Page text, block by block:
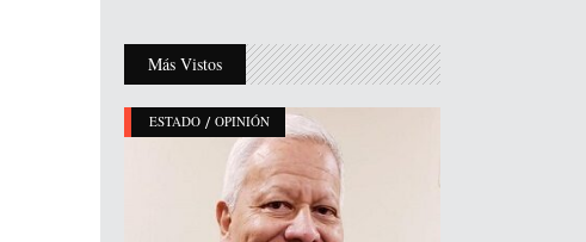
Más Vistos
ESTADO / OPINIÓN